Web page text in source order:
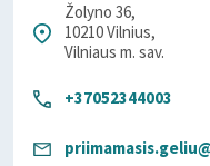
Žolyno 36,
10210 Vilnius,
Vilniaus m. sav.
+37052344003